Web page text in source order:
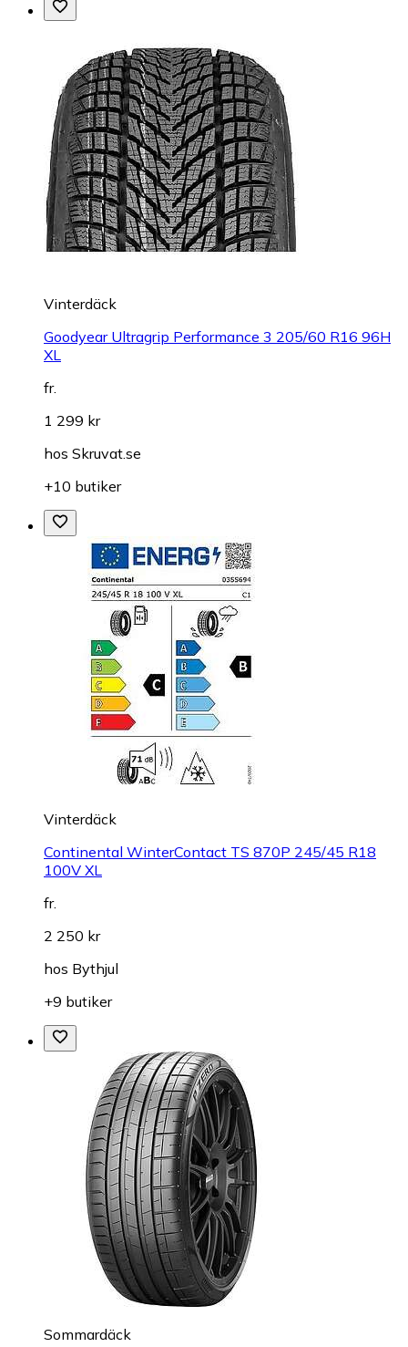
Vinterdäck
Goodyear Ultragrip Performance 3 205/60 R16 96H
XL
fr.
1 299 kr
hos Skruvat.se
+10 butiker
Vinterdäck
Continental WinterContact TS 870P 245/45 R18
100V XL
fr.
2 250 kr
hos Bythjul
+9 butiker
Sommardäck